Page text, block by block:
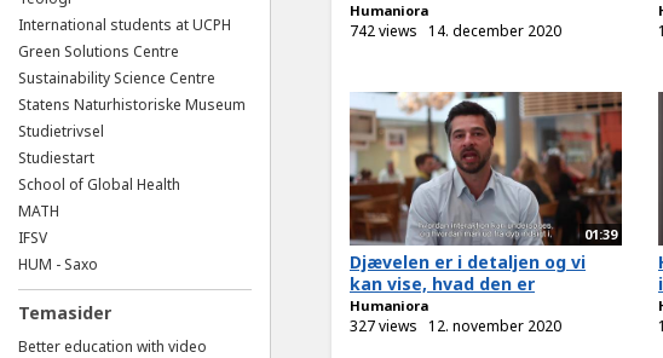
International students at UCPH
Green Solutions Centre
Sustainability Science Centre
Statens Naturhistoriske Museum
Studietrivsel
Studiestart
School of Global Health
MATH
IFSV
HUM - Saxo
Temasider
Better education with video
Humaniora
742 views 14. december 2020
01:39
Djævelen er i detaljen og vi
kan vise, hvad den er
Humaniora
327 views 12. november 2020